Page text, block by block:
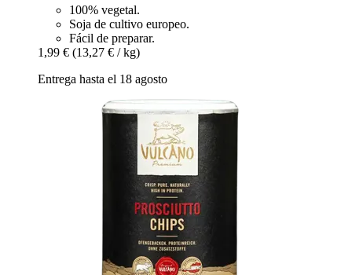
100% vegetal.
Soja de cultivo europeo.
Fácil de preparar.
1,99 € (13,27 € / kg)
Entrega hasta el 18 agosto